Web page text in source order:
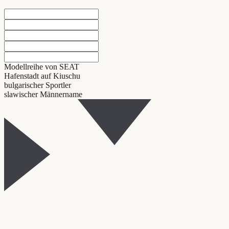
Modellreihe von SEAT
Hafenstadt auf Kiuschu
bulgarischer Sportler
slawischer Männername